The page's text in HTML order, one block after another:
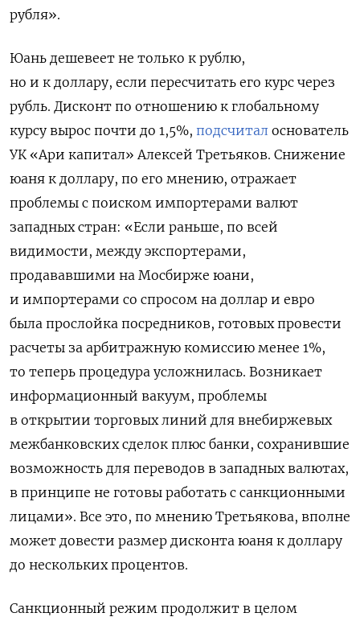
рубля».
Юань дешевеет не только к рублю,
но и к доллару, если пересчитать его курс через
рубль. Дисконт по отношению к глобальному
курсу вырос почти до 1,5%, подсчитал основатель
УК «Ари капитал» Алексей Третьяков. Снижение
юаня к доллару, по его мнению, отражает
проблемы с поиском импортерами валют
западных стран: «Если раньше, по всей
видимости, между экспортерами,
продававшими на Мосбирже юани,
и импортерами со спросом на доллар и евро
была прослойка посредников, готовых провести
расчеты за арбитражную комиссию менее 1%,
то теперь процедура усложнилась. Возникает
информационный вакуум, проблемы
в открытии торговых линий для внебиржевых
межбанковских сделок плюс банки, сохранившие
возможность для переводов в западных валютах,
в принципе не готовы работать с санкционными
лицами». Все это, по мнению Третьякова, вполне
может довести размер дисконта юаня к доллару
до нескольких процентов.
Санкционный режим продолжит в целом